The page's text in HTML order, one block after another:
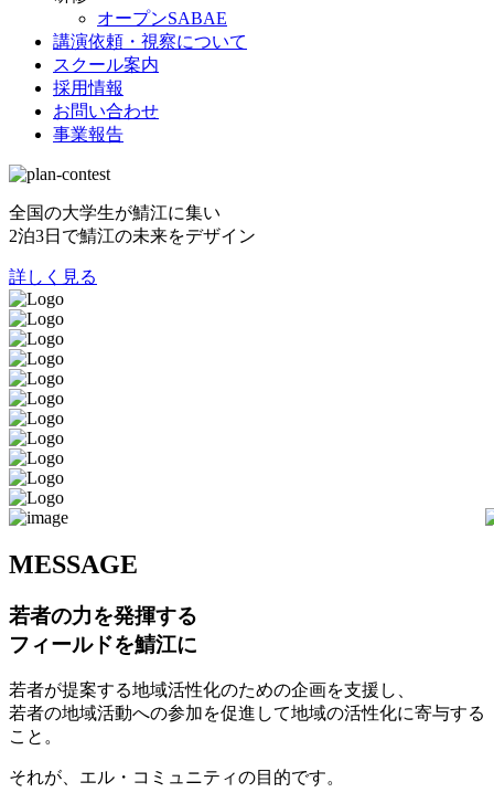
オープンSABAE
講演依頼・視察について
スクール案内
採用情報
お問い合わせ
事業報告
全国の大学生が鯖江に集い
2泊3日で鯖江の未来をデザイン
詳しく見る
MESSAGE
若者の力を発揮する
フィールドを鯖江に
若者が提案する地域活性化のための企画を支援し、
若者の地域活動への参加を促進して地域の活性化に寄与する
こと。
それが、エル・コミュニティの目的です。